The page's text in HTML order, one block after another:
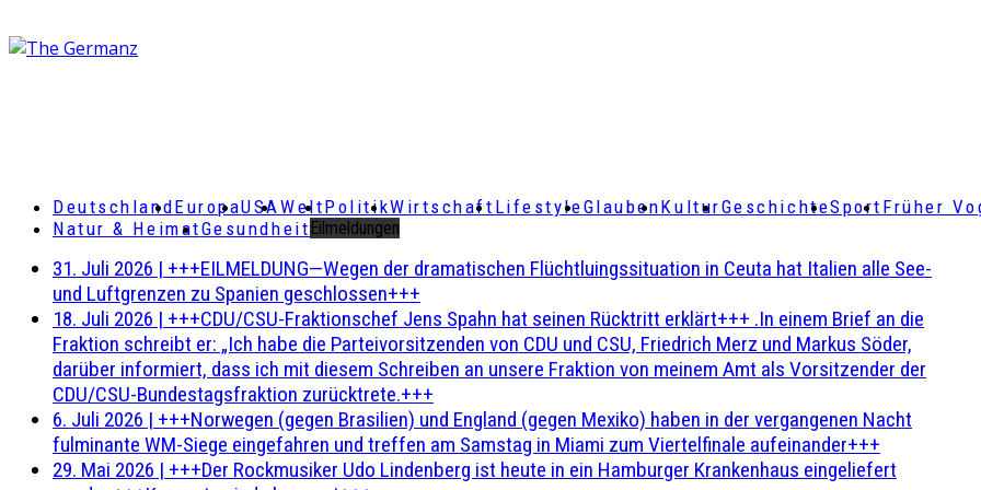
DeutschlandEuropaUSAWeltPolitikWirtschaft LifestyleGlaubenKulturGeschichteSport Früher
Natur & HeimatGesundheit Eilmeldungen
31. Juli 2026 | +++EILMELDUNG—Wegen der dramatischen Flüchtluingssituation in Ceuta hat Italien alle See-
und Luftgrenzen zu Spanien geschlossen+++
18. Juli 2026 | +++CDU/CSU-Fraktionschef Jens Spahn hat seinen Rücktritt erklärt+++ .In einem Brief an die
Fraktion schreibt er: „Ich habe die Parteivorsitzenden von CDU und CSU, Friedrich Merz und Markus Söder,
darüber informiert, dass ich mit diesem Schreiben an unsere Fraktion von meinem Amt als Vorsitzender der
CDU/CSU-Bundestagsfraktion zurücktrete.+++
6. Juli 2026 | +++Norwegen (gegen Brasilien) und England (gegen Mexiko) haben in der vergangenen Nacht
fulminante WM-Siege eingefahren und treffen am Samstag in Miami zum Viertelfinale aufeinander+++
29. Mai 2026 | +++Der Rockmusiker Udo Lindenberg ist heute in ein Hamburger Krankenhaus eingeliefert